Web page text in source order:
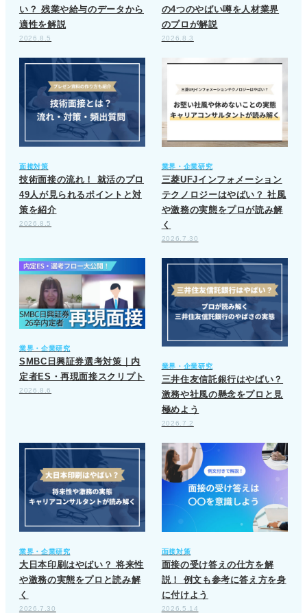
い？ 残業や給与のデータから
適性を解説
2026.8.5
の4つのやばい噂を人材業界
のプロが解説
2026.8.3
面接対策
技術面接の流れ！ 就活のプロ
49人が見られるポイントと対
策を紹介
2026.8.5
業界・企業研究
三菱UFJインフォメーション
テクノロジーはやばい？ 社風
や激務の実態をプロが読み解
く
2026.7.30
業界・企業研究
SMBC日興証券選考対策｜内
定者ES・再現面接スクリプト
2026.8.6
業界・企業研究
三井住友信託銀行はやばい？
激務や社風の懸念をプロと見
極めよう
2026.7.2
業界・企業研究
大日本印刷はやばい？ 将来性
や激務の実態をプロと読み解
く
2026.7.30
面接対策
面接の受け答えの仕方を解
説！ 例文も参考に答え方を身
に付けよう
2026.5.14